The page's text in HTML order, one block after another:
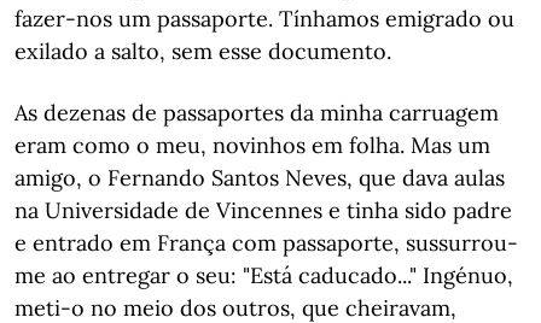
fazer-nos um passaporte. Tínhamos emigrado ou
exilado a salto, sem esse documento.
As dezenas de passaportes da minha carruagem
eram como o meu, novinhos em folha. Mas um
amigo, o Fernando Santos Neves, que dava aulas
na Universidade de Vincennes e tinha sido padre
e entrado em França com passaporte, sussurrou-
me ao entregar o seu: "Está caducado..." Ingénuo,
meti-o no meio dos outros, que cheiravam,